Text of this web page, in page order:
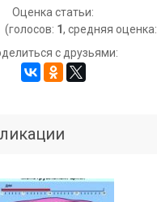
Оценка статьи:
(голосов: 1, средняя оценка:
с друзьями: